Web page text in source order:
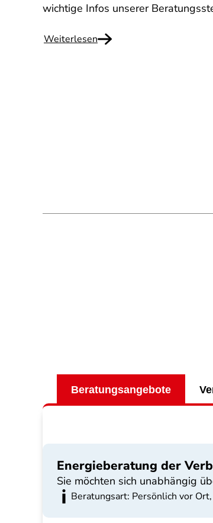
wichtige Infos unserer
Weiterlesen
Beratungsangebote
Energieberatung der
Sie möchten sich unabhängig
Beratungsart: Persönlich vor